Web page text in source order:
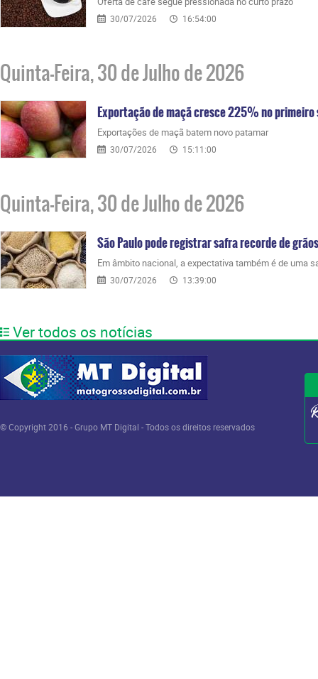
30/07/2026 16:54:00
Quinta-Feira, 30 de Julho de 2026
Exportação de maçã cresce 225% no
Exportações de maçã batem novo patamar
30/07/2026 15:11:00
Quinta-Feira, 30 de Julho de 2026
São Paulo pode registrar safra recorde de grãos
Em âmbito nacional, a expectativa também é de uma
30/07/2026 13:39:00
Ver todos os notícias
© Copyright 2016 - Grupo MT Digital - Todos os direitos reservados